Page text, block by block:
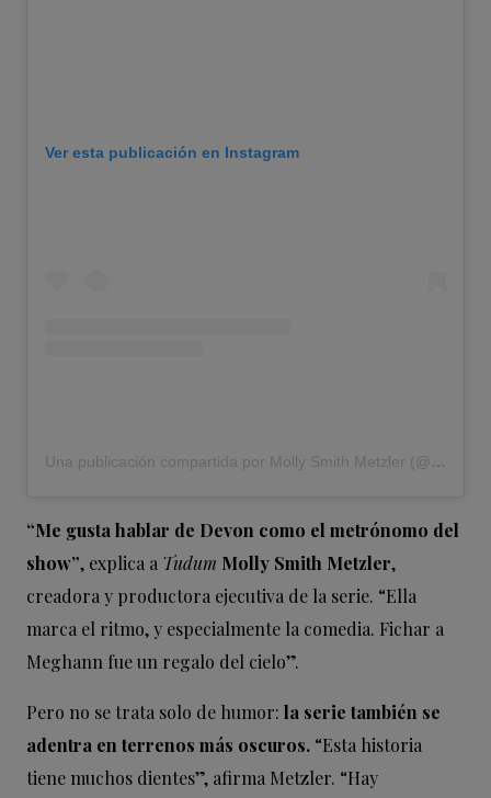
Ver esta publicación en Instagram
Una publicación compartida por Molly Smith Metzler (@mollysmithmetzler)
“Me gusta hablar de Devon como el metrónomo del
show”, explica a Tudum Molly Smith Metzler,
creadora y productora ejecutiva de la serie. “Ella
marca el ritmo, y especialmente la comedia. Fichar a
Meghann fue un regalo del cielo”.
Pero no se trata solo de humor: la serie también se
adentra en terrenos más oscuros. “Esta historia
tiene muchos dientes”, afirma Metzler. “Hay